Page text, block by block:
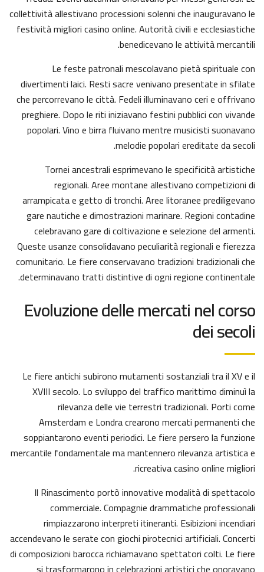
collettività allestivano processioni solenni che inauguravano le
festività migliori casino online. Autorità civili e ecclesiastiche
benedicevano le attività mercantili.
Le feste patronali mescolavano pietà spirituale con
divertimenti laici. Resti sacre venivano presentate in sfilate
che percorrevano le città. Fedeli illuminavano ceri e offrivano
preghiere. Dopo le riti iniziavano festini pubblici con vivande
popolari. Vino e birra fluivano mentre musicisti suonavano
melodie popolari ereditate da secoli.
Tornei ancestrali esprimevano le specificità artistiche
regionali. Aree montane allestivano competizioni di
arrampicata e getto di tronchi. Aree litoranee prediligevano
gare nautiche e dimostrazioni marinare. Regioni contadine
celebravano gare di coltivazione e selezione del armenti.
Queste usanze consolidavano peculiarità regionali e fierezza
comunitario. Le fiere conservavano tradizioni tradizionali che
determinavano tratti distintive di ogni regione continentale.
Evoluzione delle mercati nel corso
dei secoli
Le fiere antichi subirono mutamenti sostanziali tra il XV e il
XVIII secolo. Lo sviluppo del traffico marittimo diminuì la
rilevanza delle vie terrestri tradizionali. Porti come
Amsterdam e Londra crearono mercati permanenti che
soppiantarono eventi periodici. Le fiere persero la funzione
mercantile fondamentale ma mantennero rilevanza artistica e
ricreativa casino online migliori.
Il Rinascimento portò innovative modalità di spettacolo
commerciale. Compagnie drammatiche professionali
rimpiazzarono interpreti itineranti. Esibizioni incendiari
accendevano le serate con giochi pirotecnici artificiali. Concerti
di composizioni barocca richiamavano spettatori colti. Le fiere